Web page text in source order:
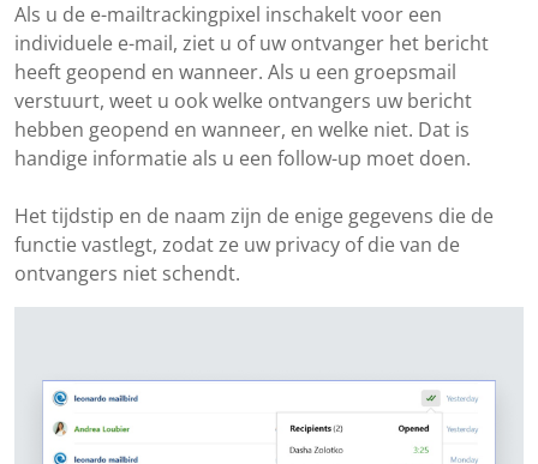
Als u de e-mailtrackingpixel inschakelt voor een
individuele e-mail, ziet u of uw ontvanger het bericht
heeft geopend en wanneer. Als u een groepsmail
verstuurt, weet u ook welke ontvangers uw bericht
hebben geopend en wanneer, en welke niet. Dat is
handige informatie als u een follow-up moet doen.
Het tijdstip en de naam zijn de enige gegevens die de
functie vastlegt, zodat ze uw privacy of die van de
ontvangers niet schendt.